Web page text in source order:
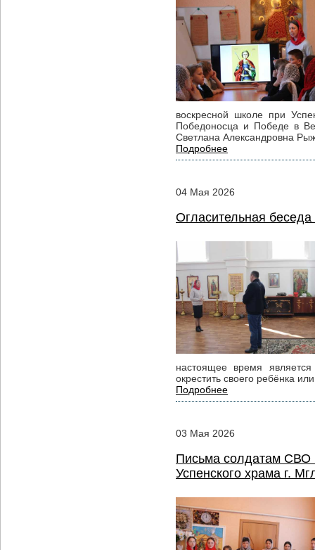
воскресной школе при
Победоносца и Победе в
Светлана Александровна
Подробнее
04 Мая 2026
Огласительная
настоящее время
окрестить своего ребёнка
Подробнее
03 Мая 2026
Письма солдатам СВО
Успенского храма г.